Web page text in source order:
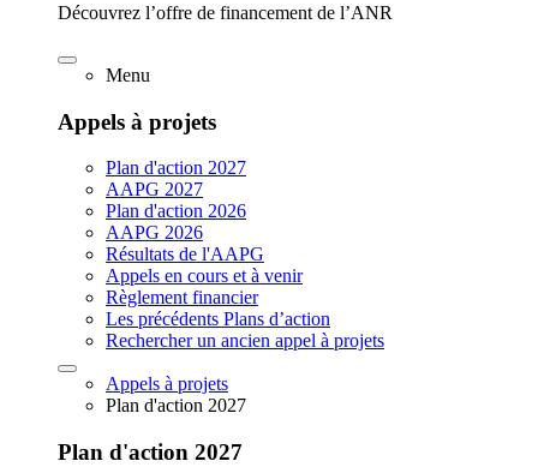
Découvrez l’offre de financement de l’ANR
Menu
Appels à projets
Plan d'action 2027
AAPG 2027
Plan d'action 2026
AAPG 2026
Résultats de l'AAPG
Appels en cours et à venir
Règlement financier
Les précédents Plans d’action
Rechercher un ancien appel à projets
Appels à projets
Plan d'action 2027
Plan d'action 2027